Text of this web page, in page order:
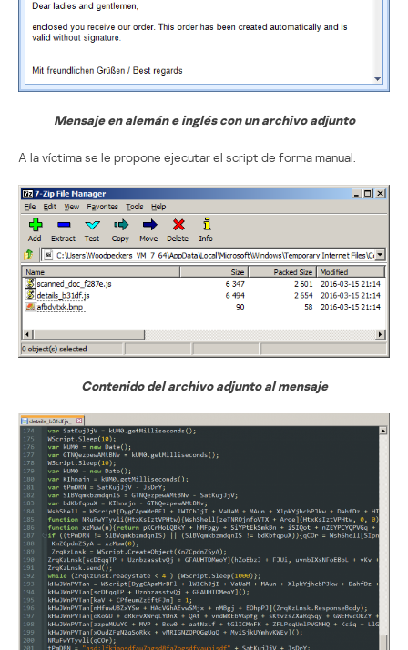
Mensaje en alemán e inglés con un archivo adjunto
A la víctima se le propone ejecutar el script de forma manual.
Contenido del archivo adjunto al mensaje